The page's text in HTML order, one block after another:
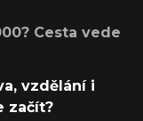
Cesta vede
vzdělání i
začít?